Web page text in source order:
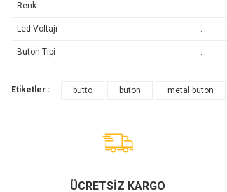
Renk :
Led Voltajı :
Buton Tipi :
Etiketler : butto buton metal buton
ÜCRETSİZ KARGO